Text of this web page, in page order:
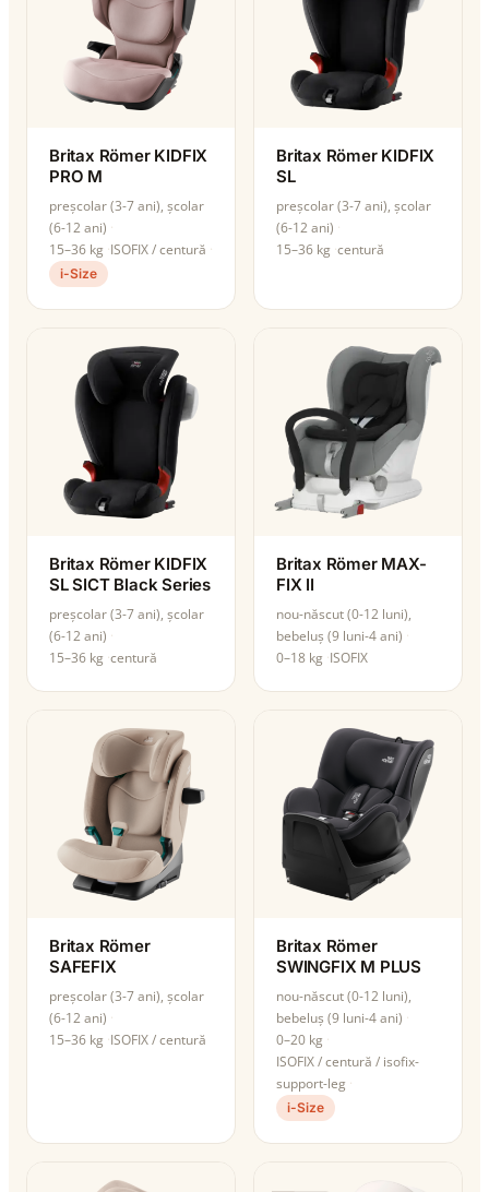
Britax Römer KIDFIX
PRO M
preșcolar (3-7 ani), școlar
(6-12 ani)
15–36 kg ISOFIX / centură
i-Size
Britax Römer KIDFIX
SL
preșcolar (3-7 ani), școlar
(6-12 ani)
15–36 kg centură
Britax Römer KIDFIX
SL SICT Black Series
preșcolar (3-7 ani), școlar
(6-12 ani)
15–36 kg centură
Britax Römer MAX-
FIX II
nou-născut (0-12 luni),
bebeluș (9 luni-4 ani)
0–18 kg ISOFIX
Britax Römer
SAFEFIX
preșcolar (3-7 ani), școlar
(6-12 ani)
15–36 kg ISOFIX / centură
Britax Römer
SWINGFIX M PLUS
nou-născut (0-12 luni),
bebeluș (9 luni-4 ani)
0–20 kg
ISOFIX / centură / isofix-
support-leg
i-Size